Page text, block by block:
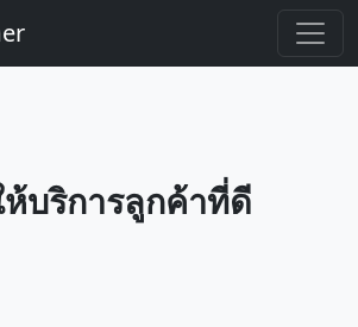
ห้บริการลูกค้าที่ดี